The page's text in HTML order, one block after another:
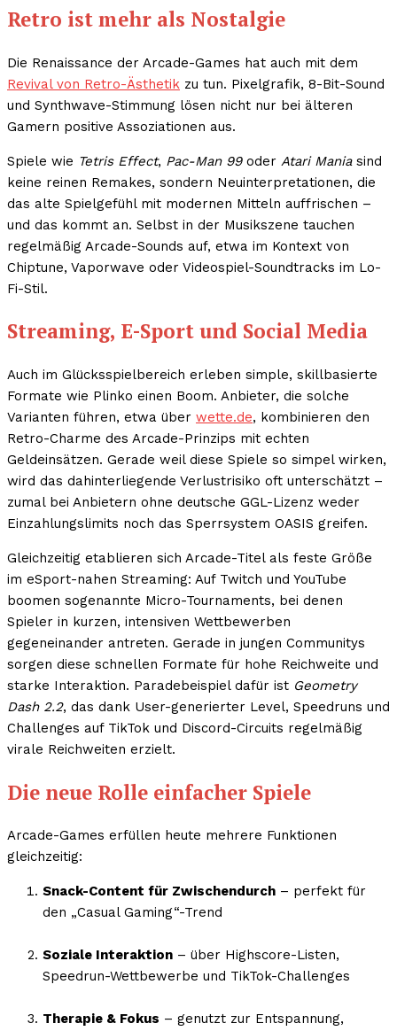
Retro ist mehr als Nostalgie
Die Renaissance der Arcade-Games hat auch mit dem
Revival von Retro-Ästhetik zu tun. Pixelgrafik, 8-Bit-Sound
und Synthwave-Stimmung lösen nicht nur bei älteren
Gamern positive Assoziationen aus.
Spiele wie Tetris Effect, Pac-Man 99oder Atari Maniasind
keine reinen Remakes, sondern Neuinterpretationen, die
das alte Spielgefühl mit modernen Mitteln auffrischen –
und das kommt an. Selbst in der Musikszene tauchen
regelmäßig Arcade-Sounds auf, etwa im Kontext von
Chiptune, Vaporwave oder Videospiel-Soundtracks im Lo-
Fi-Stil.
Streaming, E-Sport und Social Media
Auch im Glücksspielbereich erleben simple, skillbasierte
Formate wie Plinko einen Boom. Anbieter, die solche
Varianten führen, etwa über wette.de, kombinieren den
Retro-Charme des Arcade-Prinzips mit echten
Geldeinsätzen. Gerade weil diese Spiele so simpel wirken,
wird das dahinterliegende Verlustrisiko oft unterschätzt –
zumal bei Anbietern ohne deutsche GGL-Lizenz weder
Einzahlungslimits noch das Sperrsystem OASIS greifen.
Gleichzeitig etablieren sich Arcade-Titel als feste Größe
im eSport-nahen Streaming: Auf Twitch und YouTube
boomen sogenannte Micro-Tournaments, bei denen
Spieler in kurzen, intensiven Wettbewerben
gegeneinander antreten. Gerade in jungen Communitys
sorgen diese schnellen Formate für hohe Reichweite und
starke Interaktion. Paradebeispiel dafür ist Geometry
Dash 2.2, das dank User-generierter Level, Speedruns und
Challenges auf TikTok und Discord-Circuits regelmäßig
virale Reichweiten erzielt.
Die neue Rolle einfacher Spiele
Arcade-Games erfüllen heute mehrere Funktionen
gleichzeitig:
Snack-Content für Zwischendurch – perfekt für
den „Casual Gaming“-Trend
Soziale Interaktion – über Highscore-Listen,
Speedrun-Wettbewerbe und TikTok-Challenges
Therapie & Fokus – genutzt zur Entspannung,